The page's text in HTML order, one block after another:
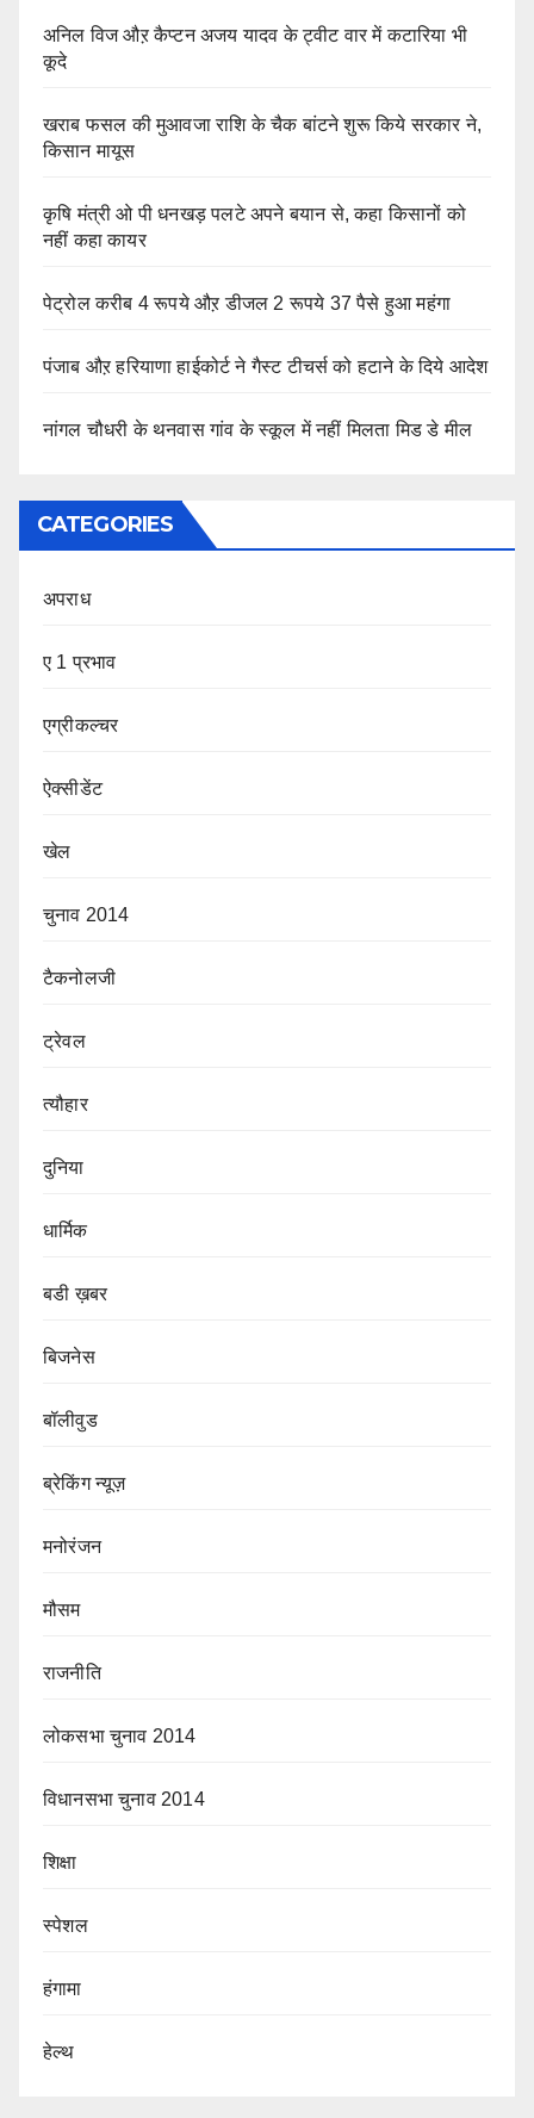
अनिल विज औऱ कैप्टन अजय यादव के ट्वीट वार में कटारिया भी
कूदे
खराब फसल की मुआवजा राशि के चैक बांटने शुरू किये सरकार ने,
किसान मायूस
कृषि मंत्री ओ पी धनखड़ पलटे अपने बयान से, कहा किसानों को
नहीं कहा कायर
पेट्रोल करीब 4 रूपये औऱ डीजल 2 रूपये 37 पैसे हुआ महंगा
पंजाब औऱ हरियाणा हाईकोर्ट ने गैस्ट टीचर्स को हटाने के दिये आदेश
नांगल चौधरी के थनवास गांव के स्कूल में नहीं मिलता मिड डे मील
CATEGORIES
अपराध
ए 1 प्रभाव
एग्रीकल्चर
ऐक्सीडेंट
खेल
चुनाव 2014
टैकनोलजी
ट्रेवल
त्यौहार
दुनिया
धार्मिक
बडी ख़बर
बिजनेस
बॉलीवुड
ब्रेकिंग न्यूज़
मनोरंजन
मौसम
राजनीति
लोकसभा चुनाव 2014
विधानसभा चुनाव 2014
शिक्षा
स्पेशल
हंगामा
हेल्थ